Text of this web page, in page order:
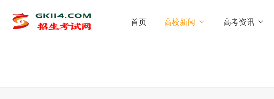
首页 高校新闻 高考资讯